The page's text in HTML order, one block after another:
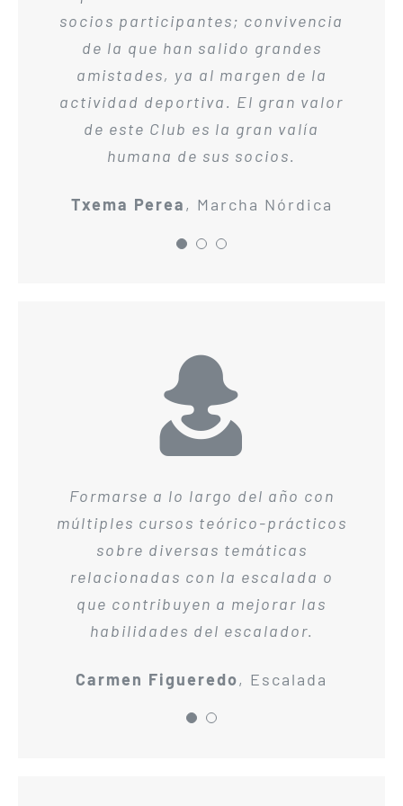
socios participantes; convivencia
de la que han salido grandes
amistades, ya al margen de la
actividad deportiva. El gran valor
de este Club es la gran valía
humana de sus socios.
Txema Perea, Marcha Nórdica
Margarita Vergara Marcha
Nórdica
Formarse a lo largo del año con
múltiples cursos teórico-prácticos
sobre diversas temáticas
relacionadas con la escalada o
que contribuyen a mejorar las
habilidades del escalador.
Carmen Figueredo, Escalada
Aunque venía de otro club de CXM,
al que quiero y sigo participando
con ellos como parte de mis
inquietudes deportivas, conocer
la marcha nórdica a través de CEM
ha sido una oportunidad de
gentes de lo más variopinto,
disfrutando de ellas,